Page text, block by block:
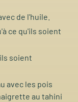
de l'huile.
ce qu'ils soient
soient
avec les pois
au tahini